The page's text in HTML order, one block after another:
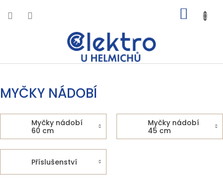
na
KOŠÍK
MYČKY NÁDOBÍ
Myčky nádobí
60 cm
Myčky nádobí
45 cm
Příslušenství